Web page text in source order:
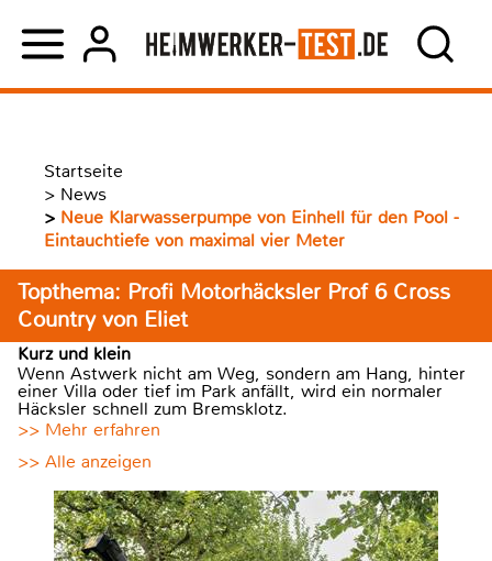
Startseite
> News
> Neue Klarwasserpumpe von Einhell für den Pool -
Eintauchtiefe von maximal vier Meter
Topthema: Profi Motorhäcksler Prof 6 Cross
Country von Eliet
Kurz und klein
Wenn Astwerk nicht am Weg, sondern am Hang, hinter
einer Villa oder tief im Park anfällt, wird ein normaler
Häcksler schnell zum Bremsklotz.
>> Mehr erfahren
>> Alle anzeigen